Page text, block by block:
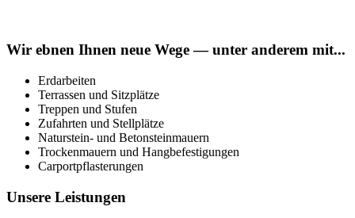
Wir ebnen Ihnen neue Wege — unter anderem mit...
Erdarbeiten
Terrassen und Sitzplätze
Treppen und Stufen
Zufahrten und Stellplätze
Naturstein- und Betonsteinmauern
Trockenmauern und Hangbefestigungen
Carportpflasterungen
Unsere Leistungen